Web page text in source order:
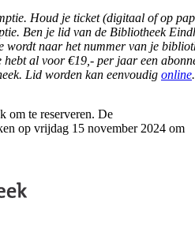
Houd je ticket (digitaal of op
Ben je lid van de Bibliotheek
wordt naar het nummer van je
al voor €19,- per jaar een
Lid worden kan eenvoudig online.
om te reserveren. De
op vrijdag 15 november 2024 om